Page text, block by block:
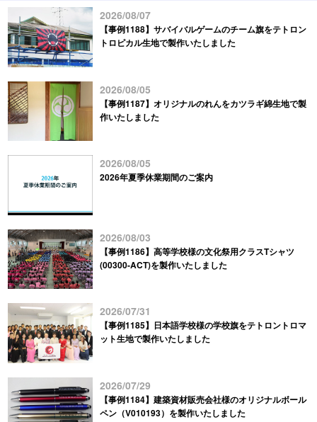
2026/08/07
【事例1188】サバイバルゲームのチーム旗をテトロン
トロピカル生地で製作いたしました
2026/08/05
【事例1187】オリジナルのれんをカツラギ綿生地で製
作いたしました
2026/08/05
2026年夏季休業期間のご案内
2026/08/03
【事例1186】高等学校様の文化祭用クラスTシャツ
(00300-ACT)を製作いたしました
2026/07/31
【事例1185】日本語学校様の学校旗をテトロントロマ
ット生地で製作いたしました
2026/07/29
【事例1184】建築資材販売会社様のオリジナルボール
ペン（V010193）を製作いたしました